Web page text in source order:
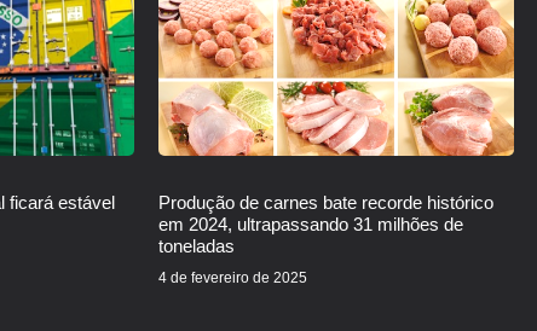
ficará estável
Produção de carnes bate recorde histórico
em 2024, ultrapassando 31 milhões de
toneladas
4 de fevereiro de 2025